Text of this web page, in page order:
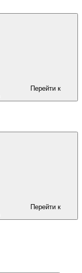
Перейти к
Перейти к